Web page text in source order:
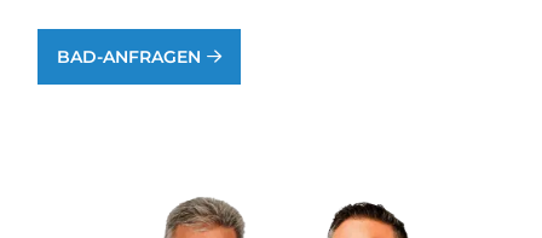
BAD-ANFRAGEN